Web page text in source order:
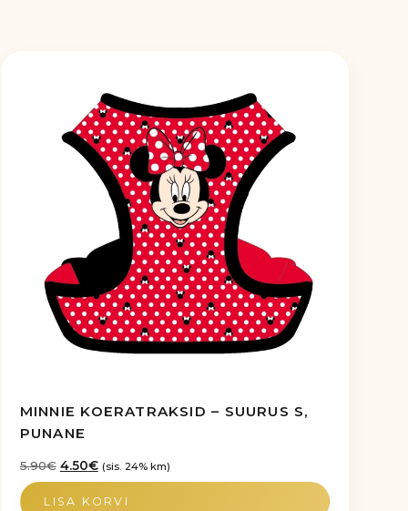
MINNIE KOERATRAKSID – SUURUS S,
PUNANE
5.90€ Algne
hind
oli:
4.50€Praegune
hind
on:
(sis. 24% km)
LISA KORVI